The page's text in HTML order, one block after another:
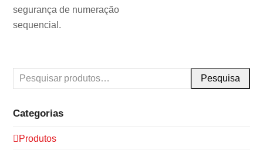
segurança de numeração
sequencial.
Pesquisa
Categorias
Produtos